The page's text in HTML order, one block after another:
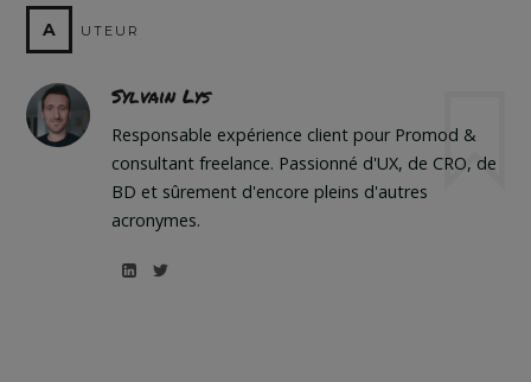
A UTEUR
Sylvain Lys
Responsable expérience client pour Promod &
consultant freelance. Passionné d'UX, de CRO, de
BD et sûrement d'encore pleins d'autres
acronymes.